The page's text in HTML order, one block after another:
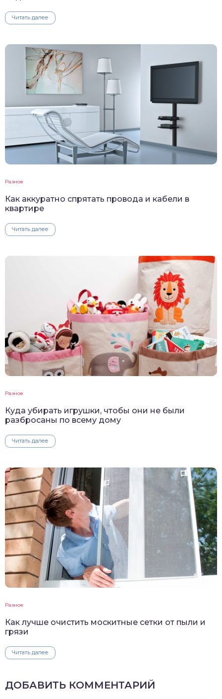
Читать далее
Разное
Как аккуратно спрятать провода и кабели в
квартире
Читать далее
Разное
Куда убирать игрушки, чтобы они не были
разбросаны по всему дому
Читать далее
Разное
Как лучше очистить москитные сетки от пыли и
грязи
Читать далее
ДОБАВИТЬ КОММЕНТАРИЙ